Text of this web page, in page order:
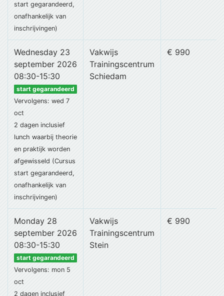
start gegarandeerd,
onafhankelijk van
inschrijvingen)
Wednesday 23
september 2026
08:30-15:30
start gegarandeerd
Vervolgens: wed 7
oct
2 dagen inclusief
lunch waarbij theorie
en praktijk worden
afgewisseld (Cursus
start gegarandeerd,
onafhankelijk van
inschrijvingen)
Vakwijs
Trainingscentrum
Schiedam
€ 990
Monday 28
september 2026
08:30-15:30
start gegarandeerd
Vervolgens: mon 5
oct
2 dagen inclusief
Vakwijs
Trainingscentrum
Stein
€ 990